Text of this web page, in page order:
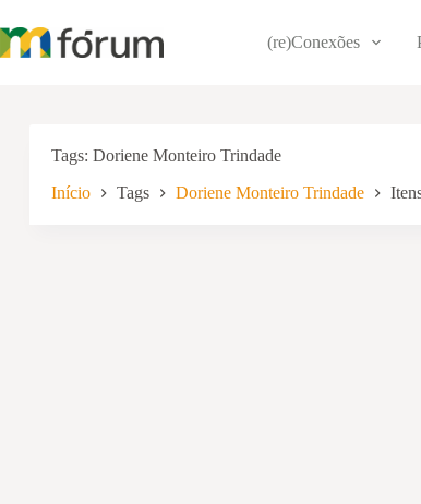
para
o
(re)Conexões
Tags Doriene Monteiro Trindade
Início Tags Doriene Monteiro Trindade